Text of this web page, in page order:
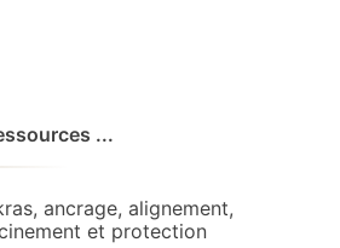
...
ancrage, alignement,
et protection